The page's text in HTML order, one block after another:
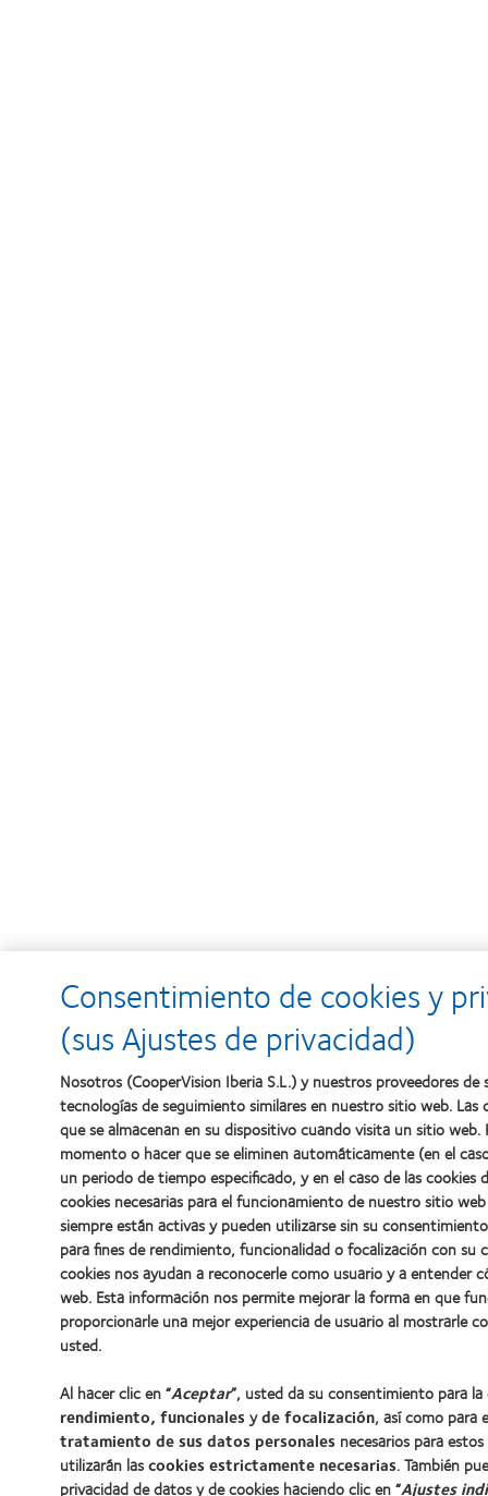
Consentimiento de cookies y
(sus Ajustes de privacidad)
Nosotros (CooperVision Iberia S.L.) y nuestros proveedores
tecnologías de seguimiento similares en nuestro sitio web.
que se almacenan en su dispositivo cuando visita un sitio
momento o hacer que se eliminen automáticamente (en el
un periodo de tiempo especificado, y en el caso de las cookies
cookies necesarias para el funcionamiento de nuestro sitio
siempre están activas y pueden utilizarse sin su
para fines de rendimiento, funcionalidad o focalización con
cookies nos ayudan a reconocerle como usuario y a
web. Esta información nos permite mejorar la forma en que
proporcionarle una mejor experiencia de usuario al mostrarle
usted.
Al hacer clic en “Aceptar”, usted da su consentimiento para
rendimiento, funcionalesyde focalización, así como para
tratamiento de sus datos personales necesarios para
utilizarán lascookies estrictamente necesarias. También
privacidad de datos y de cookies haciendo clic en “Ajustes